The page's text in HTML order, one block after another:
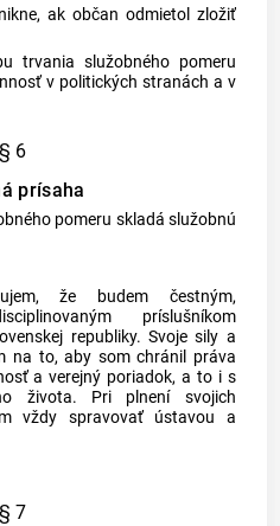
ak občan odmietol zložiť
trvania služobného pomeru
v politických stranách a v
§ 6
prísaha
pomeru skladá služobnú
že budem čestným,
príslušníkom
republiky. Svoje sily a
na to, aby som chránil práva
a verejný poriadok, a to i s
života. Pri plnení svojich
vždy spravovať ústavou a
§ 7